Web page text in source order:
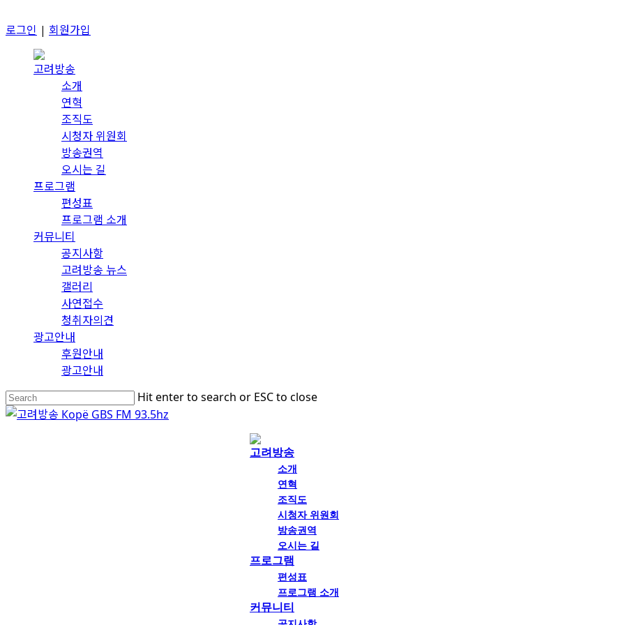
로그인 | 회원가입
고려방송
소개
연혁
조직도
시청자 위원회
방송권역
오시는 길
프로그램
편성표
프로그램 소개
커뮤니티
공지사항
고려방송 뉴스
갤러리
사연접수
청취자의견
광고안내
후원안내
광고안내
Skip
to
Hit enter to search or ESC to close
Close
고려방송
소개
연혁
조직도
시청자 위원회
방송권역
오시는 길
프로그램
편성표
프로그램 소개
커뮤니티